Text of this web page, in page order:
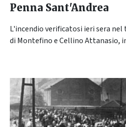
Penna Sant'Andrea
L'incendio verificatosi ieri sera
di Montefino e Cellino Attanasio,